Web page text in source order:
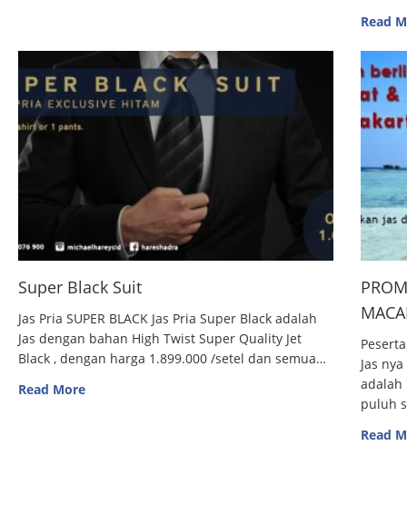
Read
Super Black Suit
Jas Pria SUPER BLACK Jas Pria Super Black adalah
Jas dengan bahan High Twist Super Quality Jet
Black , dengan harga 1.899.000 /setel dan semua…
Read More
Jas
adalah
puluh
Read